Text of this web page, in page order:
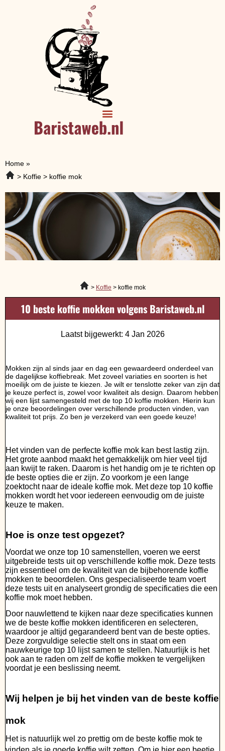
Home »
Koffie
koffie mok
Koffie koffie mok
10 beste koffie mokken volgens Baristaweb.nl
Laatst bijgewerkt: 4 Jan 2026
Mokken zijn al sinds jaar en dag een gewaardeerd onderdeel van
de dagelijkse koffiebreak. Met zoveel variaties en soorten is het
moeilijk om de juiste te kiezen. Je wilt er tenslotte zeker van zijn dat
je keuze perfect is, zowel voor kwaliteit als design. Daarom hebben
wij een lijst samengesteld met de top 10 koffie mokken. Hierin kun
je onze beoordelingen over verschillende producten vinden, van
kwaliteit tot prijs. Zo ben je verzekerd van een goede keuze!
Het vinden van de perfecte koffie mok kan best lastig zijn.
Het grote aanbod maakt het gemakkelijk om hier veel tijd
aan kwijt te raken. Daarom is het handig om je te richten op
de beste opties die er zijn. Zo voorkom je een lange
zoektocht naar de ideale koffie mok. Met deze top 10 koffie
mokken wordt het voor iedereen eenvoudig om de juiste
keuze te maken.
Hoe is onze test opgezet?
Voordat we onze top 10 samenstellen, voeren we eerst
uitgebreide tests uit op verschillende koffie mok. Deze tests
zijn essentieel om de kwaliteit van de bijbehorende koffie
mokken te beoordelen. Ons gespecialiseerde team voert
deze tests uit en analyseert grondig de specificaties die een
koffie mok moet hebben.
Door nauwlettend te kijken naar deze specificaties kunnen
we de beste koffie mokken identificeren en selecteren,
waardoor je altijd gegarandeerd bent van de beste opties.
Deze zorgvuldige selectie stelt ons in staat om een
nauwkeurige top 10 lijst samen te stellen. Natuurlijk is het
ook aan te raden om zelf de koffie mokken te vergelijken
voordat je een beslissing neemt.
Wij helpen je bij het vinden van de beste koffie
mok
Het is natuurlijk wel zo prettig om de beste koffie mok te